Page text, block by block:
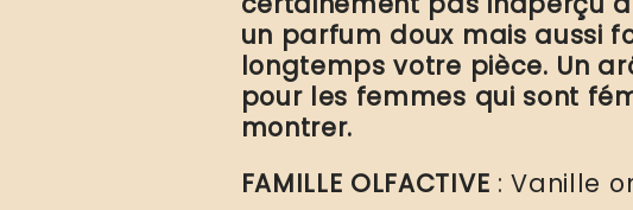
un parfum doux mais aussi
longtemps votre pièce. Un
pour les femmes qui sont
montrer.
FAMILLE OLFACTIVE : Vanille